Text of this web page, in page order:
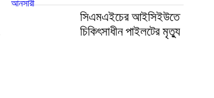
সিএমএইচের আইসিইউতে
চিকিৎসাধীন পাইলটের মৃত্যু